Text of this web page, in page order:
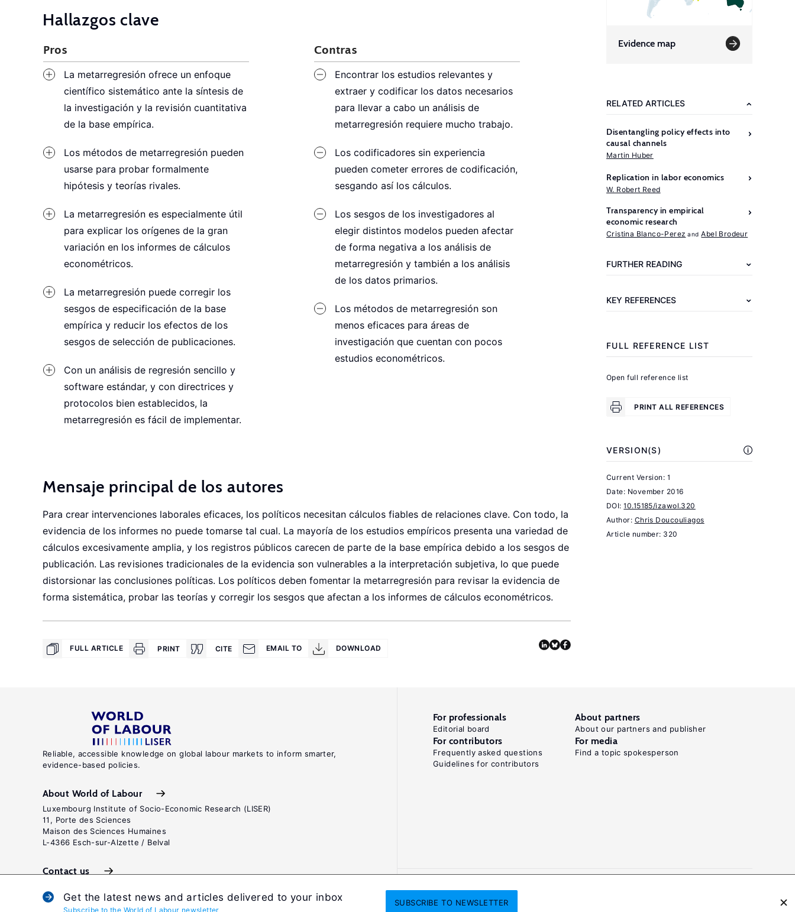
Hallazgos clave
Pros
La metarregresión ofrece un enfoque
científico sistemático ante la síntesis de
la investigación y la revisión cuantitativa
de la base empírica.
Los métodos de metarregresión pueden
usarse para probar formalmente
hipótesis y teorías rivales.
La metarregresión es especialmente útil
para explicar los orígenes de la gran
variación en los informes de cálculos
econométricos.
La metarregresión puede corregir los
sesgos de especificación de la base
empírica y reducir los efectos de los
sesgos de selección de publicaciones.
Con un análisis de regresión sencillo y
software estándar, y con directrices y
protocolos bien establecidos, la
metarregresión es fácil de implementar.
Contras
Encontrar los estudios relevantes y
extraer y codificar los datos necesarios
para llevar a cabo un análisis de
metarregresión requiere mucho trabajo.
Los codificadores sin experiencia
pueden cometer errores de codificación,
sesgando así los cálculos.
Los sesgos de los investigadores al
elegir distintos modelos pueden afectar
de forma negativa a los análisis de
metarregresión y también a los análisis
de los datos primarios.
Los métodos de metarregresión son
menos eficaces para áreas de
investigación que cuentan con pocos
estudios econométricos.
Mensaje principal de los autores
Para crear intervenciones laborales eficaces, los políticos necesitan cálculos fiables de relaciones clave. Con todo, la
evidencia de los informes no puede tomarse tal cual. La mayoría de los estudios empíricos presenta una variedad de
cálculos excesivamente amplia, y los registros públicos carecen de parte de la base empírica debido a los sesgos de
publicación. Las revisiones tradicionales de la evidencia son vulnerables a la interpretación subjetiva, lo que puede
distorsionar las conclusiones políticas. Los políticos deben fomentar la metarregresión para revisar la evidencia de
forma sistemática, probar las teorías y corregir los sesgos que afectan a los informes de cálculos econométricos.
FULL ARTICLE PRINT CITE EMAIL TO DOWNLOAD
Evidence map
RELATED ARTICLES
Disentangling policy effects into
causal channels
Martin Huber
Replication in labor economics
W. Robert Reed
Transparency in empirical
economic research
Cristina Blanco-Perez Abel Brodeur
FURTHER READING
KEY REFERENCES
Further
reading
Stanley,
T.
Meta-
in
Business.
2012.
Stanley,
T.
D.,
Doucouliagos,
P.,
Paldam,
R.
FULL REFERENCE LIST
Open full reference list
PRINT ALL REFERENCES
VERSION(S)
Current Version: 1
Date: November 2016
DOI: 10.15185/izawol.320
Author: Chris Doucouliagos
Article number: 320
Get the latest news and articles delivered to your inbox
Subscribe to the World of Labour newsletter
SUBSCRIBETO NEWSLETTER
Reliable, accessible knowledge on global labour markets to inform smarter,
evidence-based policies.
About World of Labour
Luxembourg Institute of Socio-Economic Research (LISER)
11, Porte des Sciences
Maison des Sciences Humaines
L-4366 Esch-sur-Alzette / Belval
Contact us
For professionals
Editorial board
About partners
About our partners and publisher
For contributors
Frequently asked questions
Guidelines for contributors
For media
Find a topic spokesperson